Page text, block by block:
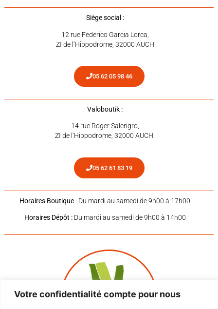
Votre confidentialité compte pour nous
Siège social :
12 rue Federico Garcia Lorca,
ZI de l’Hippodrome, 32000 AUCH
05 62 05 98 46
Valoboutik :
14 rue Roger Salengro,
ZI de l’Hippodrome, 32000 AUCH.
05 62 61 83 19
Horaires Boutique : Du mardi au samedi de 9h00 à 17h00
Horaires Dépôt : Du mardi au samedi de 9h00 à 14h00